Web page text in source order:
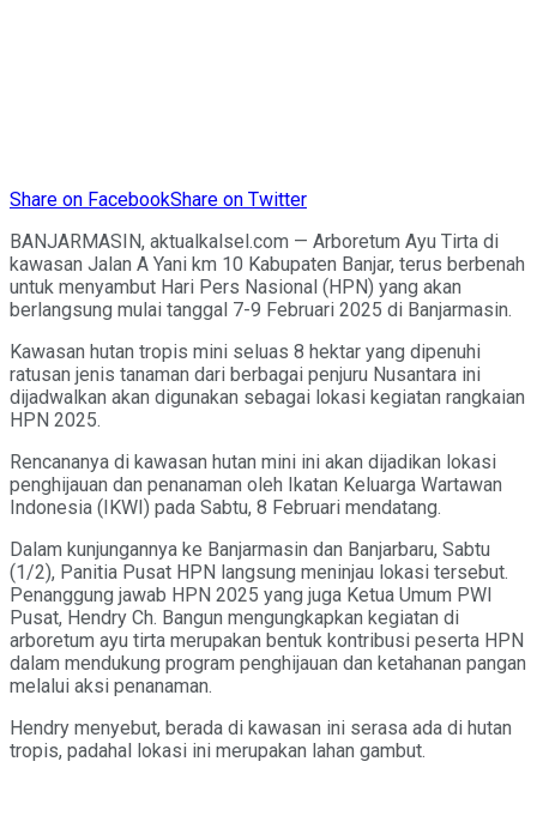
Share on FacebookShare on Twitter
BANJARMASIN, aktualkalsel.com — Arboretum Ayu Tirta di
kawasan Jalan A Yani km 10 Kabupaten Banjar, terus berbenah
untuk menyambut Hari Pers Nasional (HPN) yang akan
berlangsung mulai tanggal 7-9 Februari 2025 di Banjarmasin.
Kawasan hutan tropis mini seluas 8 hektar yang dipenuhi
ratusan jenis tanaman dari berbagai penjuru Nusantara ini
dijadwalkan akan digunakan sebagai lokasi kegiatan rangkaian
HPN 2025.
Rencananya di kawasan hutan mini ini akan dijadikan lokasi
penghijauan dan penanaman oleh Ikatan Keluarga Wartawan
Indonesia (IKWI) pada Sabtu, 8 Februari mendatang.
Dalam kunjungannya ke Banjarmasin dan Banjarbaru, Sabtu
(1/2), Panitia Pusat HPN langsung meninjau lokasi tersebut.
Penanggung jawab HPN 2025 yang juga Ketua Umum PWI
Pusat, Hendry Ch. Bangun mengungkapkan kegiatan di
arboretum ayu tirta merupakan bentuk kontribusi peserta HPN
dalam mendukung program penghijauan dan ketahanan pangan
melalui aksi penanaman.
Hendry menyebut, berada di kawasan ini serasa ada di hutan
tropis, padahal lokasi ini merupakan lahan gambut.